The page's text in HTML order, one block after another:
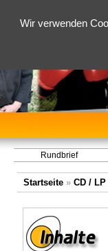
Wir verwenden
Rundbrief
Startseite» CD / LP